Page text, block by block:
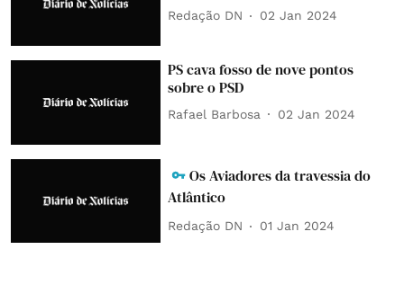
Redação DN 02 Jan 2024
PS cava fosso de nove pontos
sobre o PSD
Rafael Barbosa 02 Jan 2024
Os Aviadores da travessia do
Atlântico
Redação DN 01 Jan 2024